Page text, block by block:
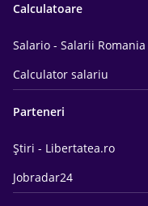
Calculatoare
Salario - Salarii Romania
Calculator salariu
Parteneri
Știri - Libertatea.ro
Jobradar24